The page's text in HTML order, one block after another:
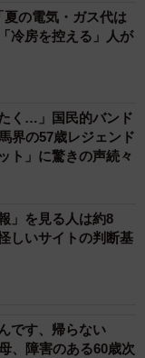
の電気・ガス代は
冷房を控える」人が
く…」国民的バンド
界の57歳レジェンド
ト」に驚きの声続々
」を見る人は約8
しいサイトの判断基
です、帰らない
、障害のある60歳次